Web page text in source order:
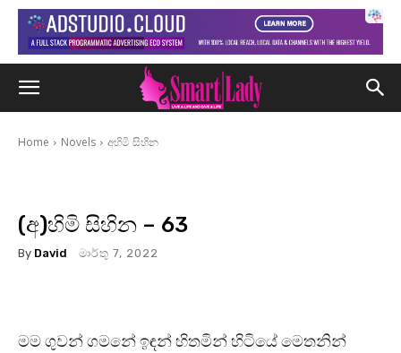
Home Novels අහිමි සිහින
(අ)හිමි සිහින – 63
By David මාර්තු 7, 2022
මම ගුවන් ගමනේ ඉඳන් හිතමින් හිටියේ මෙතනින්